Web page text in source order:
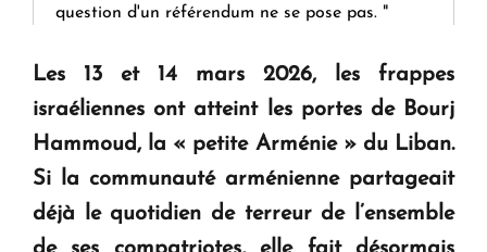
question d'un référendum ne se pose pas. "
KASA : 30 ans d'audace, de résilience et d'avenir
en Arménie
Le premier hôtel Hyatt Regency d'Arménie
ouvrira ses portes à Dilijan
Les 13 et 14 mars 2026, les frappes
israéliennes ont atteint les portes de Bourj
Hammoud, la « petite Arménie » du Liban.
Si la communauté arménienne partageait
déjà le quotidien de terreur de l’ensemble